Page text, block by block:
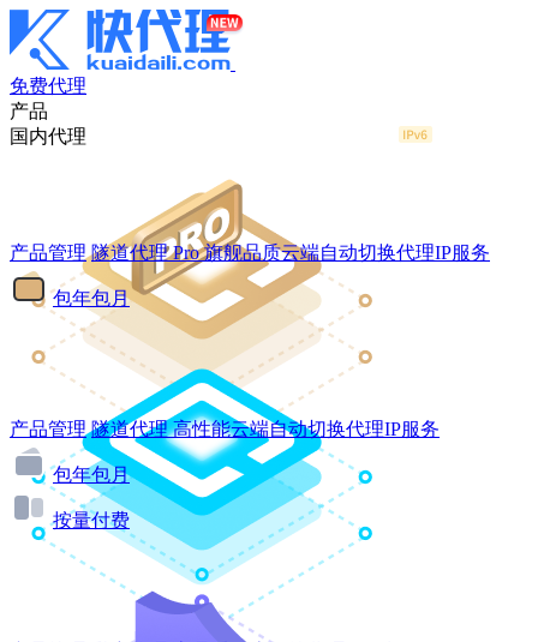
免费代理
产品
国内代理
产品管理 隧道代理Pro 旗舰品质云端自动切换代理IP服务
包年包月
产品管理 隧道代理 高性能云端自动切换代理IP服务
包年包月
按量付费